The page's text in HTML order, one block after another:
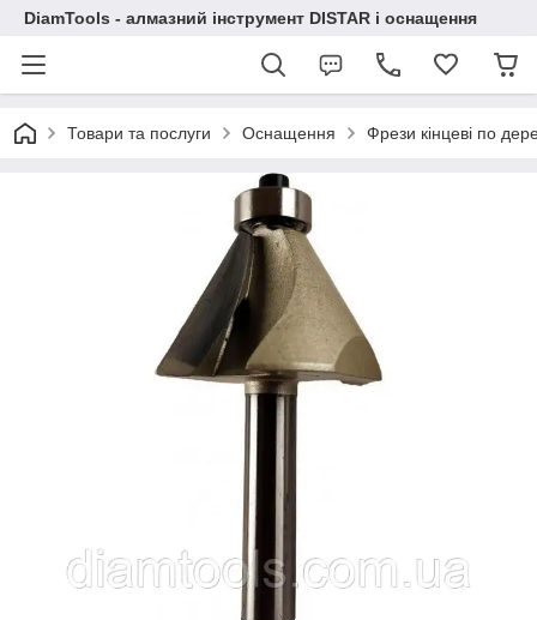
DiamTools - алмазний інструмент DISTAR і оснащення
Товари та послуги Оснащення Фрези кінцеві по